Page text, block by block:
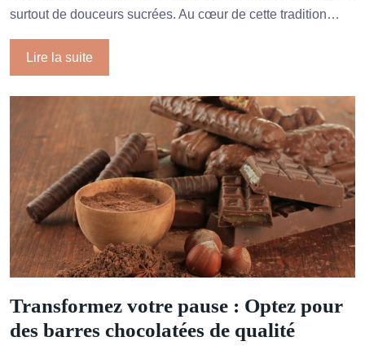
surtout de douceurs sucrées. Au cœur de cette tradition…
Lire la suite
Transformez votre pause : Optez pour
des barres chocolatées de qualité